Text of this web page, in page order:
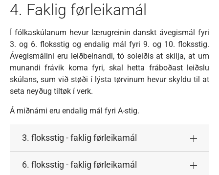
4. Faklig førleikamál
Í fólkaskúlanum hevur lærugreinin danskt ávegismál fyri
3. og 6. floksstig og endalig mál fyri 9. og 10. floksstig.
Ávegismálini eru leiðbeinandi, tó soleiðis at skilja, at um
munandi frávik koma fyri, skal hetta fráboðast leiðslu
skúlans, sum við støði í lýsta tørvinum hevur skyldu til at
seta neyðug tiltøk í verk.
Á miðnámi eru endalig mál fyri A-stig.
3. floksstig - faklig førleikamál
6. floksstig - faklig førleikamál